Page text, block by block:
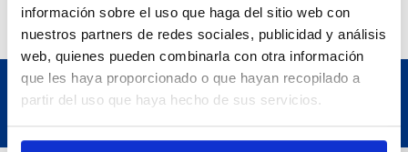
información sobre el uso que haga del sitio web con
nuestros partners de redes sociales, publicidad y análisis
web, quienes pueden combinarla con otra información
que les haya proporcionado o que hayan recopilado a
partir del uso que haya hecho de sus servicios.